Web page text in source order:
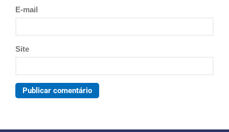
E-mail
Site